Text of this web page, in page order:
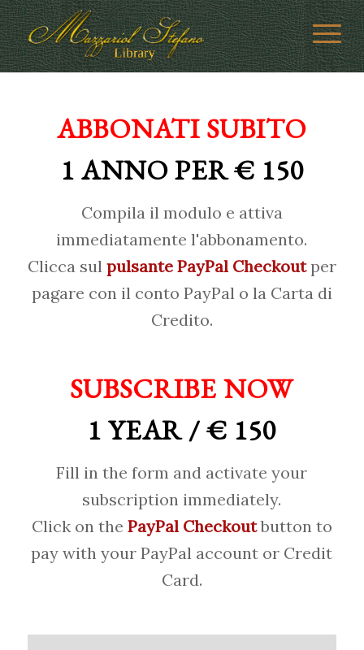
ABBONATI SUBITO
1 ANNO PER € 150
Compila il modulo e attiva
immediatamente l'abbonamento.
Clicca sul pulsante PayPal Checkoutper
pagare con il conto PayPal o la Carta di
Credito.
SUBSCRIBE NOW
1 YEAR / € 150
Fill in the form and activate your
subscription immediately.
Click on the PayPal Checkoutbutton to
pay with your PayPal account or Credit
Card.